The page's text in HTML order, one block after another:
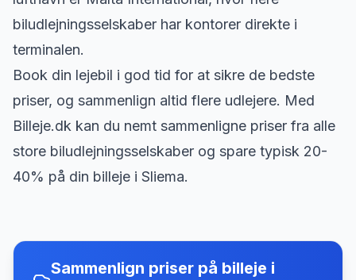
biludlejningsselskaber har kontorer direkte i
terminalen.
Book din lejebil i god tid for at sikre de bedste
priser, og sammenlign altid flere udlejere. Med
Billeje.dk kan du nemt sammenligne priser fra alle
store biludlejningsselskaber og spare typisk 20-
40% på din billeje i Sliema.
Sammenlign priser på billeje i